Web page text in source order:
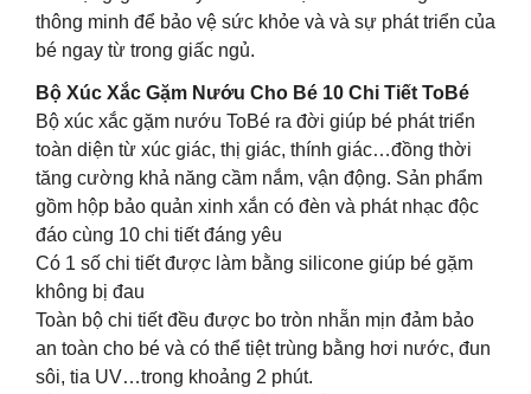
thông minh để bảo vệ sức khỏe và và sự phát triển của
bé ngay từ trong giấc ngủ.
Bộ Xúc Xắc Gặm Nướu Cho Bé 10 Chi Tiết ToBé
Bộ xúc xắc gặm nướu ToBé ra đời giúp bé phát triển
toàn diện từ xúc giác, thị giác, thính giác…đồng thời
tăng cường khả năng cầm nắm, vận động. Sản phẩm
gồm hộp bảo quản xinh xắn có đèn và phát nhạc độc
đáo cùng 10 chi tiết đáng yêu
Có 1 số chi tiết được làm bằng silicone giúp bé gặm
không bị đau
Toàn bộ chi tiết đều được bo tròn nhẵn mịn đảm bảo
an toàn cho bé và có thể tiệt trùng bằng hơi nước, đun
sôi, tia UV…trong khoảng 2 phút.